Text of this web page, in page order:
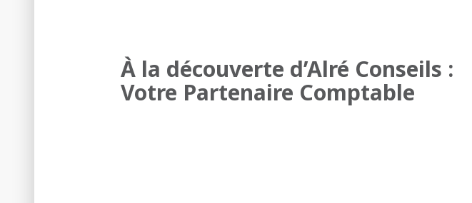
À la découverte d’Alré Conseils :
Votre Partenaire Comptable